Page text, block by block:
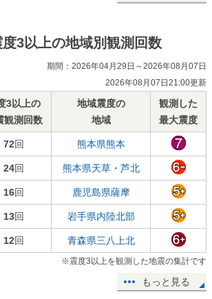
度3以上の地域別観測回数
期間：2026年04月29日～2026年08月07日
2026年08月07日21:00更新
3以上の
観測回数
地域震度の
地域
観測した
最大震度
72回 熊本県熊本
24回 熊本県天草・芦北
16回 鹿児島県薩摩
13回 岩手県内陸北部
12回 青森県三八上北
※震度3以上を観測した地震の集計です
もっと見る